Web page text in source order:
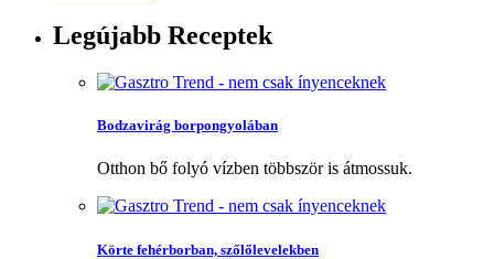
Legújabb Receptek
Bodzavirág borpongyolában
Otthon bő folyó vízben többször is átmossuk.
Körte fehérborban, szőlőlevelekben